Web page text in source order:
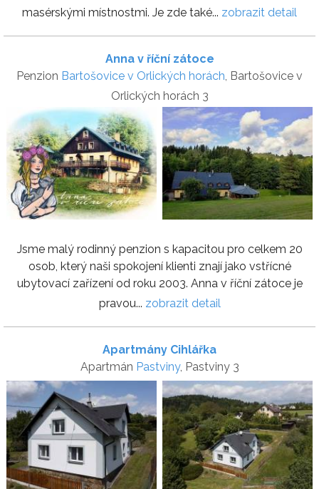
masérskými místnostmi. Je zde také... zobrazit detail
Anna v říční zátoce
Penzion Bartošovice v Orlických horách , Bartošovice v
Orlických horách 3
Jsme malý rodinný penzion s kapacitou pro celkem 20
osob, který naši spokojení klienti znají jako vstřícné
ubytovací zařízení od roku 2003. Anna v říční zátoce je
pravou... zobrazit detail
Apartmány Cihlářka
Apartmán Pastviny, Pastviny 3